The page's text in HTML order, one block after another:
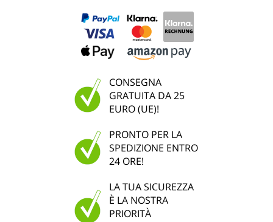
CONSEGNA
GRATUITA DA 25
EURO (UE)!
PRONTO PER LA
SPEDIZIONE ENTRO
24 ORE!
LA TUA SICUREZZA
È LA NOSTRA
PRIORITÀ